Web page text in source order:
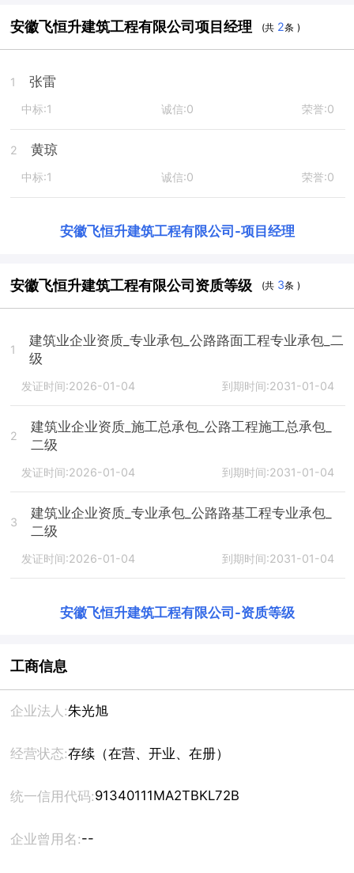
安徽飞恒升建筑工程有限公司项目经理 (共 2条 )
1 张雷
中标:1 诚信:0 荣誉:0
2 黄琼
中标:1 诚信:0 荣誉:0
安徽飞恒升建筑工程有限公司 -项目经理
安徽飞恒升建筑工程有限公司资质等级 (共 3条 )
1
建筑业企业资质_专业承包_公路路面工程专业承包_二
级
发证时间:2026-01-04 到期时间:2031-01-04
2
建筑业企业资质_施工总承包_公路工程施工总承包_
二级
发证时间:2026-01-04 到期时间:2031-01-04
3
建筑业企业资质_专业承包_公路路基工程专业承包_
二级
发证时间:2026-01-04 到期时间:2031-01-04
安徽飞恒升建筑工程有限公司 -资质等级
工商信息
企业法人:朱光旭
经营状态:存续（在营、开业、在册）
统一信用代码:91340111MA2TBKL72B
企业曾用名:--